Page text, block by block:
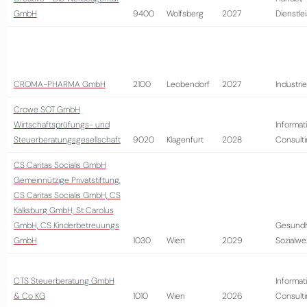
GmbH
9400 Wolfsberg 2027
CROMA-PHARMA GmbH 2100 Leobendorf 2027 Industrie
Crowe SOT GmbH
Wirtschaftsprüfungs- und
Steuerberatungsgesellschaft
9020 Klagenfurt 2028
CS Caritas Socialis GmbH
Gemeinnützige Privatstiftung,
CS Caritas Socialis GmbH, CS
Kalksburg GmbH, St Carolus
GmbH, CS Kinderbetreuungs
GmbH
1030 Wien 2029
CTS Steuerberatung GmbH
& Co KG
1010 Wien 2026